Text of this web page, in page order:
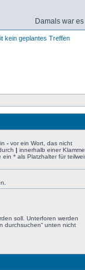
Damals war
kein geplantes Treffen
- vor ein Wort, das nicht
| innerhalb einer
* als Platzhalter für
soll. Unterforen werden
durchsuchen“ unten nicht